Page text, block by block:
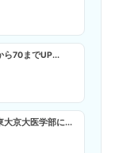
ら70までUP...
大京大医学部に...